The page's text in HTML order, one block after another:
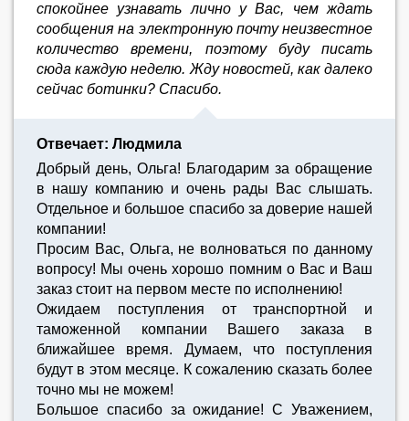
спокойнее узнавать лично у Вас, чем ждать
сообщения на электронную почту неизвестное
количество времени, поэтому буду писать
сюда каждую неделю. Жду новостей, как далеко
сейчас ботинки? Спасибо.
Отвечает: Людмила
Добрый день, Ольга! Благодарим за обращение
в нашу компанию и очень рады Вас слышать.
Отдельное и большое спасибо за доверие нашей
компании!
Просим Вас, Ольга, не волноваться по данному
вопросу! Мы очень хорошо помним о Вас и Ваш
заказ стоит на первом месте по исполнению!
Ожидаем поступления от транспортной и
таможенной компании Вашего заказа в
ближайшее время. Думаем, что поступления
будут в этом месяце. К сожалению сказать более
точно мы не можем!
Большое спасибо за ожидание! С Уважением,